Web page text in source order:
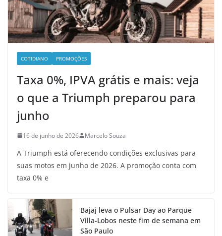
COTIDIANO PROMOÇÕES
Taxa 0%, IPVA grátis e mais: veja
o que a Triumph preparou para
junho
16 de junho de 2026 Marcelo Souza
A Triumph está oferecendo condições exclusivas para
suas motos em junho de 2026. A promoção conta com
taxa 0% e
Bajaj leva o Pulsar Day ao Parque
Villa-Lobos neste fim de semana em
São Paulo